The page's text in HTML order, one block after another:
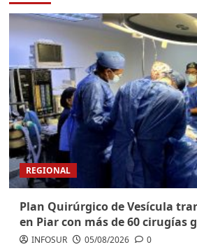
REGIONAL
Plan Quirúrgico de Vesícula
en Piar con más de 60 cirugías
INFOSUR 05/08/2026 0